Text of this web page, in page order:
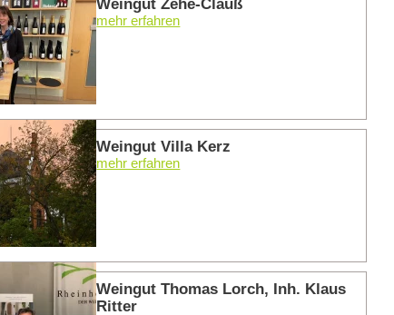
Weingut Zehe-Clauß
mehr erfahren
Weingut Villa Kerz
mehr erfahren
Weingut Thomas Lorch, Inh. Klaus
Ritter